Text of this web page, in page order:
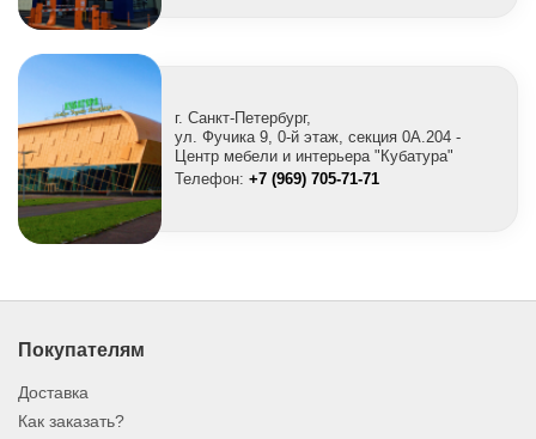
г. Санкт-Петербург,
ул. Фучика 9, 0-й этаж, секция 0A.204 -
Центр мебели и интерьера "Кубатура"
Телефон: +7 (969) 705-71-71
Покупателям
Доставка
Как заказать?